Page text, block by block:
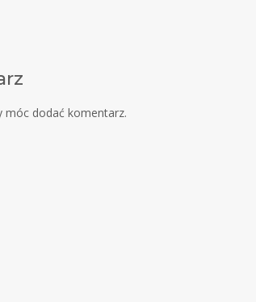
móc dodać komentarz.